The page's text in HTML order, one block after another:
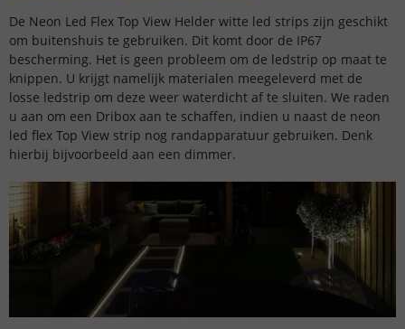
De Neon Led Flex Top View Helder witte led strips zijn geschikt
om buitenshuis te gebruiken. Dit komt door de IP67
bescherming. Het is geen probleem om de ledstrip op maat te
knippen. U krijgt namelijk materialen meegeleverd met de
losse ledstrip om deze weer waterdicht af te sluiten. We raden
u aan om een Dribox aan te schaffen, indien u naast de neon
led flex Top View strip nog randapparatuur gebruiken. Denk
hierbij bijvoorbeeld aan een dimmer.